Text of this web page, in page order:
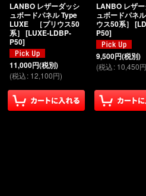
LANBO レザーダッシ
ュボードパネル Type
LUXE ［プリウス50
系］ [LUXE-LDBP-
P50]
11,000円(税別)
(税込: 12,100円)
LANBO レザ
ュボードパネ
ウス50系］ [
P50]
9,500円(税別)
(税込: 10,450円